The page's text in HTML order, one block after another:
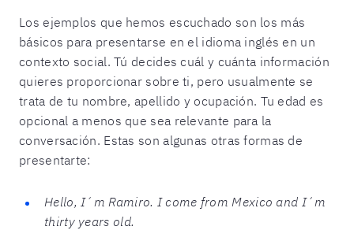
Los ejemplos que hemos escuchado son los más
básicos para presentarse en el idioma inglés en un
contexto social. Tú decides cuál y cuánta información
quieres proporcionar sobre ti, pero usualmente se
trata de tu nombre, apellido y ocupación. Tu edad es
opcional a menos que sea relevante para la
conversación. Estas son algunas otras formas de
presentarte:
Hello, I´m Ramiro. I come from Mexico and I´m
thirty years old.